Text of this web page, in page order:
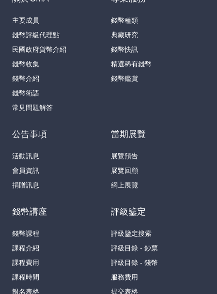
主要成員
錢幣評級代理點
民國政府貨幣介紹
錢幣收集
錢幣介紹
錢幣術語
常見問題解答
錢幣種類
典藏研究
錢幣快訊
精選稀有錢幣
錢幣鑑賞
公告事項
活動訊息
會員資訊
捐贈訊息
當期展覽
展覽預告
展覽回顧
網上展覽
錢幣講座
錢幣課程
課程介紹
課程費用
課程時間
報名表格
評級鑒定
評級鑒定搜索
評級目錄 - 鈔票
評級目錄 - 錢幣
服務費用
提交表格